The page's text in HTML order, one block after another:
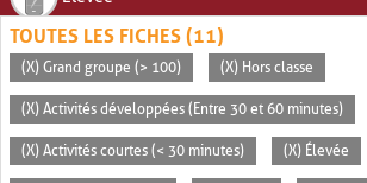
TOUTES LES FICHES (11)
(X) Grand groupe (> 100) (X) Hors classe
(X) Activités développées (Entre 30 et 60 minutes)
(X) Activités courtes (< 30 minutes) (X) Élevée